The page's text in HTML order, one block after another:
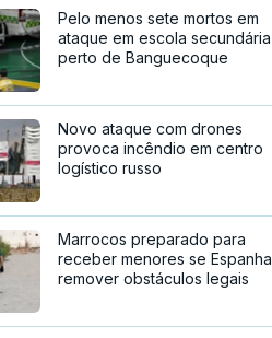
Pelo menos sete mortos em
ataque em escola secundária
perto de Banguecoque
Novo ataque com drones
provoca incêndio em centro
logístico russo
Marrocos preparado para
receber menores se Espanha
remover obstáculos legais